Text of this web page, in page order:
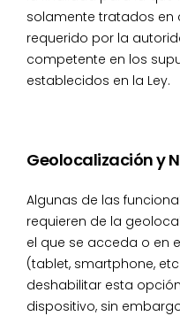
solamente tratados en
requerido por la
competente en los
establecidos en la Ley.
Geolocalización y
Algunas de las
requieren de la
el que se acceda o en
(tablet, smartphone,
deshabilitar esta
dispositivo, sin